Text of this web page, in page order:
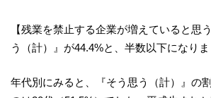
【残業を禁止する企業が増えていると思
う（計）』が44.4%と、半数以下になりま
年代別にみると、『そう思う（計）』の